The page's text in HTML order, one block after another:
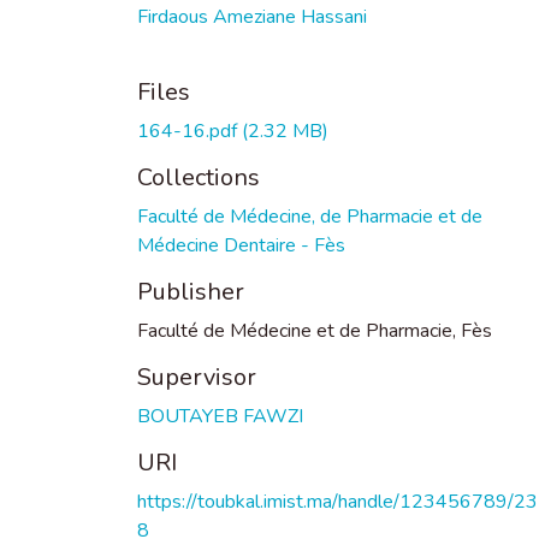
Firdaous Ameziane Hassani
Files
164-16.pdf(2.32 MB)
Collections
Faculté de Médecine, de Pharmacie et de
Médecine Dentaire - Fès
Publisher
Faculté de Médecine et de Pharmacie, Fès
Supervisor
BOUTAYEB FAWZI
URI
https://toubkal.imist.ma/handle/123456789/
8